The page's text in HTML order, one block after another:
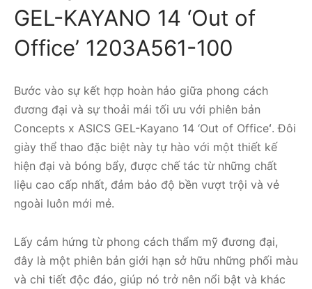
GEL-KAYANO 14 ‘Out of
Office’ 1203A561-100
Bước vào sự kết hợp hoàn hảo giữa phong cách
đương đại và sự thoải mái tối ưu với phiên bản
Concepts x ASICS GEL-Kayano 14 ‘Out of Office‘. Đôi
giày thể thao đặc biệt này tự hào với một thiết kế
hiện đại và bóng bẩy, được chế tác từ những chất
liệu cao cấp nhất, đảm bảo độ bền vượt trội và vẻ
ngoài luôn mới mẻ.
Lấy cảm hứng từ phong cách thẩm mỹ đương đại,
đây là một phiên bản giới hạn sở hữu những phối màu
và chi tiết độc đáo, giúp nó trở nên nổi bật và khác